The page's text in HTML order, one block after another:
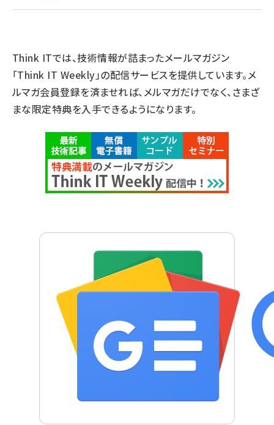
Think ITでは、技術情報が詰まったメールマガジン
「Think IT Weekly」の配信サービスを提供しています。メ
ルマガ会員登録を済ませれば、メルマガだけでなく、さまざ
まな限定特典を入手できるようになります。